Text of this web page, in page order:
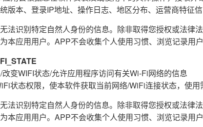
版本、登录IP地址、操作日志、地区分布、运营商特征
法识别特定自然人身份的信息。除非取得您授权或法律
本应用用户。APP不会收集个人使用习惯、浏览记录用
变WIFI状态/允许应用程序访问有关Wi-Fi网络的信息
状态权限，使本软件获取当前网络/WiFi连接状态，使
法识别特定自然人身份的信息。除非取得您授权或法律
本应用用户。APP不会收集个人使用习惯、浏览记录用